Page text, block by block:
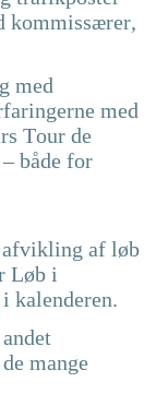
kommissærer,
med
med
Tour de
både for
af løb
Løb i
kalenderen.
mange